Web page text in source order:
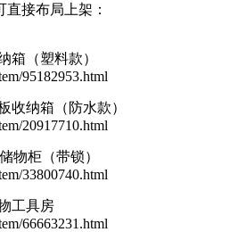
接布局上架：
箱（塑料款）
95182953.html
收纳箱（防水款）
20917710.html
物柜（带锁）
33800740.html
工具房
66663231.html